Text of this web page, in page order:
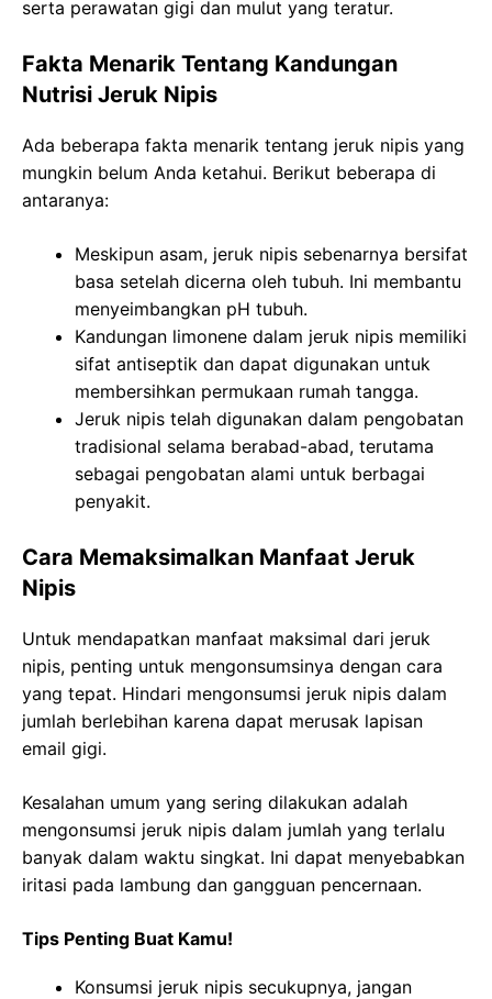
serta perawatan gigi dan mulut yang teratur.
Fakta Menarik Tentang Kandungan
Nutrisi Jeruk Nipis
Ada beberapa fakta menarik tentang jeruk nipis yang
mungkin belum Anda ketahui. Berikut beberapa di
antaranya:
Meskipun asam, jeruk nipis sebenarnya bersifat
basa setelah dicerna oleh tubuh. Ini membantu
menyeimbangkan pH tubuh.
Kandungan limonene dalam jeruk nipis memiliki
sifat antiseptik dan dapat digunakan untuk
membersihkan permukaan rumah tangga.
Jeruk nipis telah digunakan dalam pengobatan
tradisional selama berabad-abad, terutama
sebagai pengobatan alami untuk berbagai
penyakit.
Cara Memaksimalkan Manfaat Jeruk
Nipis
Untuk mendapatkan manfaat maksimal dari jeruk
nipis, penting untuk mengonsumsinya dengan cara
yang tepat. Hindari mengonsumsi jeruk nipis dalam
jumlah berlebihan karena dapat merusak lapisan
email gigi.
Kesalahan umum yang sering dilakukan adalah
mengonsumsi jeruk nipis dalam jumlah yang terlalu
banyak dalam waktu singkat. Ini dapat menyebabkan
iritasi pada lambung dan gangguan pencernaan.
Tips Penting Buat Kamu!
Konsumsi jeruk nipis secukupnya, jangan